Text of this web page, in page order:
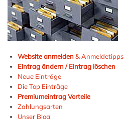
Website anmelden& Anmeldetipps
Eintrag ändern / Eintrag löschen
Neue Einträge
Die Top Einträge
Premiumeintrag Vorteile
Zahlungsarten
Unser Blog